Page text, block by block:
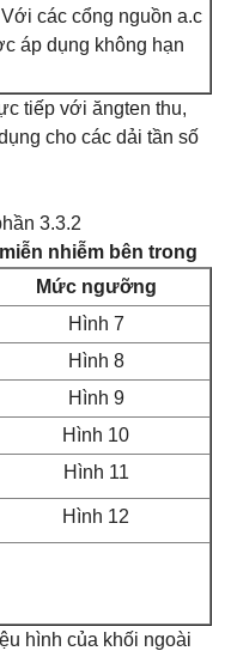
các cổng nguồn a.c
áp dụng không hạn
tiếp với ăngten thu,
cho các dải tần số
3.3.2
nhiễm bên trong
Mức ngưỡng
Hình 7
Hình 8
Hình 9
Hình 10
Hình 11
Hình 12
hình của khối ngoài